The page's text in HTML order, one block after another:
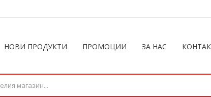
НОВИ ПРОДУКТИ ПРОМОЦИИ ЗА НАС